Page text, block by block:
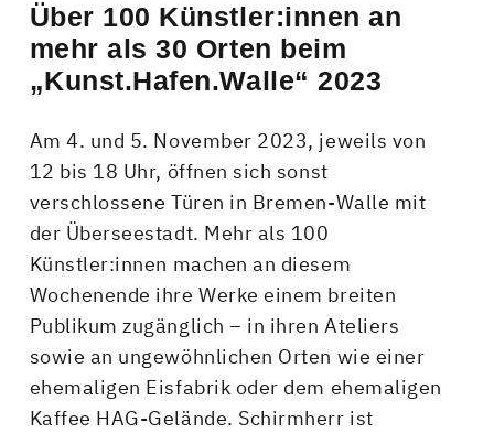
Über 100 Künstler:innen an
mehr als 30 Orten beim
„Kunst.Hafen.Walle“ 2023
Am 4. und 5. November 2023, jeweils von
12 bis 18 Uhr, öffnen sich sonst
verschlossene Türen in Bremen-Walle mit
der Überseestadt. Mehr als 100
Künstler:innen machen an diesem
Wochenende ihre Werke einem breiten
Publikum zugänglich – in ihren Ateliers
sowie an ungewöhnlichen Orten wie einer
ehemaligen Eisfabrik oder dem ehemaligen
Kaffee HAG-Gelände. Schirmherr ist